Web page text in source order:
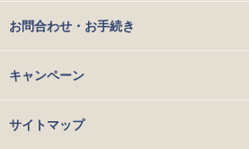
お問合わせ・お手続き
キャンペーン
サイトマップ